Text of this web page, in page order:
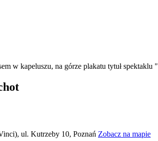
ul. Kutrzeby 10, Poznań Zobacz na mapie